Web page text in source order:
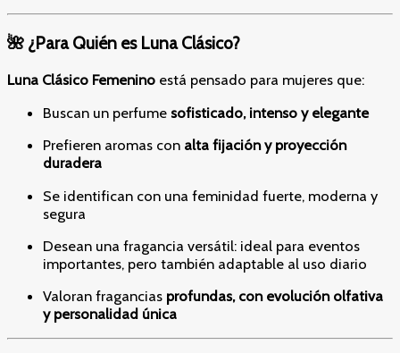
🌺 ¿Para Quién es Luna Clásico?
Luna Clásico Femenino está pensado para mujeres que:
Buscan un perfume sofisticado, intenso y elegante
Prefieren aromas con alta fijación y proyección
duradera
Se identifican con una feminidad fuerte, moderna y
segura
Desean una fragancia versátil: ideal para eventos
importantes, pero también adaptable al uso diario
Valoran fragancias profundas, con evolución olfativa
y personalidad única